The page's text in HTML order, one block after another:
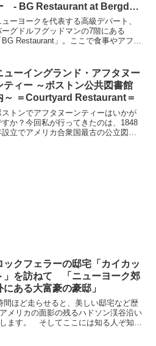
- BG Restaurant at Bergdorf
New York
ューヨークを代表する高級デパート、
ーグドルフグッドマンの7階にある
BG Restaurant」。ここで食事やアフタ
時はびっくりしたのを覚えています。
すがバーグ...
ューイングランド・アフタヌー
ティー ～ボストン公共図書館
～ ＝Courtyard Restaurant＝
ストンでアフタヌーンティーはいかが
すか？今回私が行ってきたのは、1848
設立でアメリカ合衆国最古の公立図書
ックフェラーの邸宅「カイカッ
」を訪ねて 「ニューヨーク郊
にある大富豪の豪邸」
間ほど走らせると、美しい邸宅など歴
メリカの面影の残るハドソン渓谷沿い
ます。 そしてここには知る人ぞ知る